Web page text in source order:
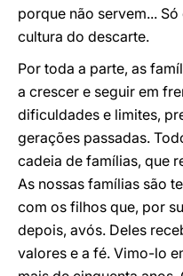
porque não servem...
cultura do descarte.
Por toda a parte, as
a crescer e seguir em
dificuldades e limites,
gerações passadas.
cadeia de famílias, que
As nossas famílias são
com os filhos que, por
depois, avós. Deles
valores e a fé. Vimo-lo